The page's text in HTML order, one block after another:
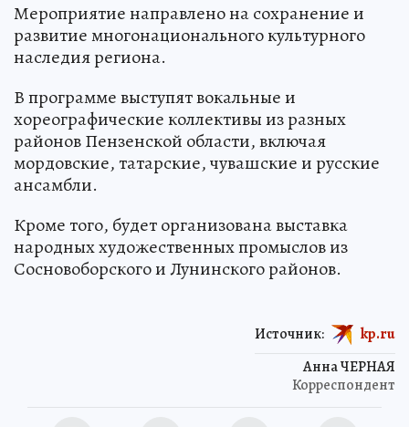
Мероприятие направлено на сохранение и
развитие многонационального культурного
наследия региона.
В программе выступят вокальные и
хореографические коллективы из разных
районов Пензенской области, включая
мордовские, татарские, чувашские и русские
ансамбли.
Кроме того, будет организована выставка
народных художественных промыслов из
Сосновоборского и Лунинского районов.
Анна ЧЕРНАЯ
Корреспондент
Источник: kp.ru